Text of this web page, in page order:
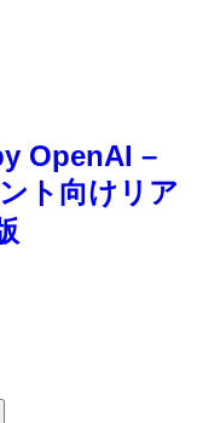
OpenAI –
ト向けリア